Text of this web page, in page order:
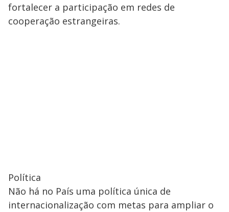
fortalecer a participação em redes de
cooperação estrangeiras.
Política
Não há no País uma política única de
internacionalização com metas para ampliar o